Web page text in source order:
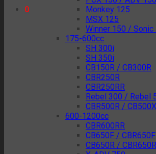
0
Monkey 125
MSX 125
Winner 150 / Sonic
175-600cc
SH 300i
SH 350i
CB150R / CB300R
CBR250R
CBR250RR
Rebel 300 / Rebel
CBR500R /
600-1200cc
CBR600RR
CB650F / CBR650F
CB650R / CBR650R